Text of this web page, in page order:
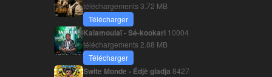
téléchargements3.72 MB
Télécharger
Kalamoulaï - Sé-kookari 10004
téléchargements 2.88 MB
Télécharger
Swite Monde - Édjè gladja 8427